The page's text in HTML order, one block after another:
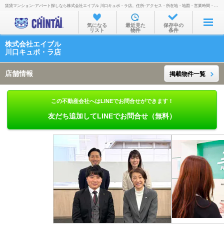
お部屋を探す
沿線・駅から
通勤通学時間から
物件特集から
TOP
賃貸マンション･アパート探しなら株式会社エイブル 川口キュポ・ラ店。住所･アクセス・所在地・地図・営業時間・定休日・電話番号などを掲載。
気になる
リスト
最近見た
物件
保存中の
条件
株式会社エイブル
川口キュポ・ラ店
店舗情報 掲載物件一覧
この不動産会社へはLINEでお問合せができます！
友だち追加してLINEでお問合せ（無料）